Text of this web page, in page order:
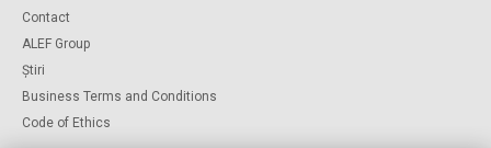
Contact
ALEF Group
Știri
Business Terms and Conditions
Code of Ethics